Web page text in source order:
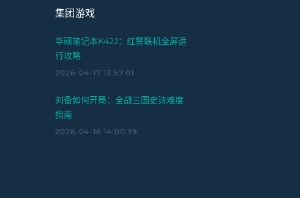
集团游戏
华硕笔记本K42J：红警联机全屏运
行攻略
2026-04-17 13:57:01
刘备如何开局：全战三国史诗难度
指南
2026-04-16 14:00:39